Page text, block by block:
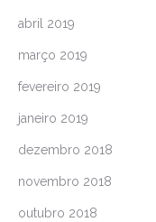
abril 2019
março 2019
fevereiro 2019
janeiro 2019
dezembro 2018
novembro 2018
outubro 2018